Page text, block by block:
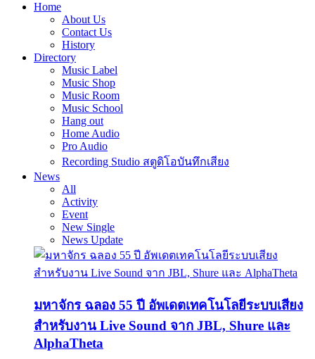
Home
About Us
Contact Us
History
Directory
Music Label
Music Shop
Music Room
Music School
Hang out
Home Audio
Pro Audio
Recording Studio สตูดิโอบันทึกเสียง
News
All
Activity
Event
New Single
News Update
มหาจักร ฉลอง 55 ปี อัพเดตเทคโนโลยีระบบเสียง
สำหรับงาน Live Sound จาก JBL, Shure และ
AlphaTheta